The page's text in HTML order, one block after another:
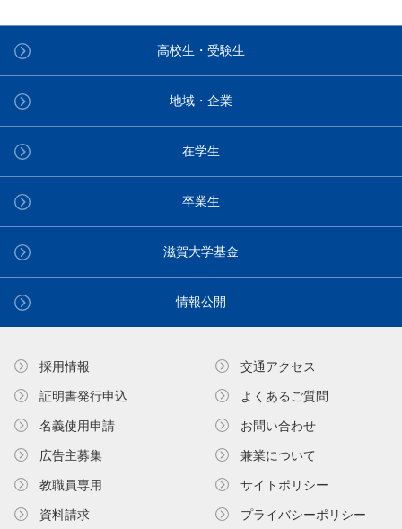
高校生・受験生
地域・企業
在学生
卒業生
滋賀大学基金
情報公開
採用情報
証明書発⾏申込
名義使⽤申請
広告主募集
教職員専⽤
資料請求
交通アクセス
よくあるご質問
お問い合わせ
兼業について
サイトポリシー
プライバシーポリシー